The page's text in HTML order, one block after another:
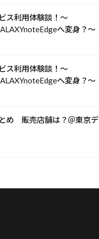
ス利用体験談！～
へ変身？～
ス利用体験談！～
へ変身？～
め 販売店舗は？＠東京デ